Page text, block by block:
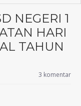
NEGERI 1
HARI
TAHUN
3 komentar